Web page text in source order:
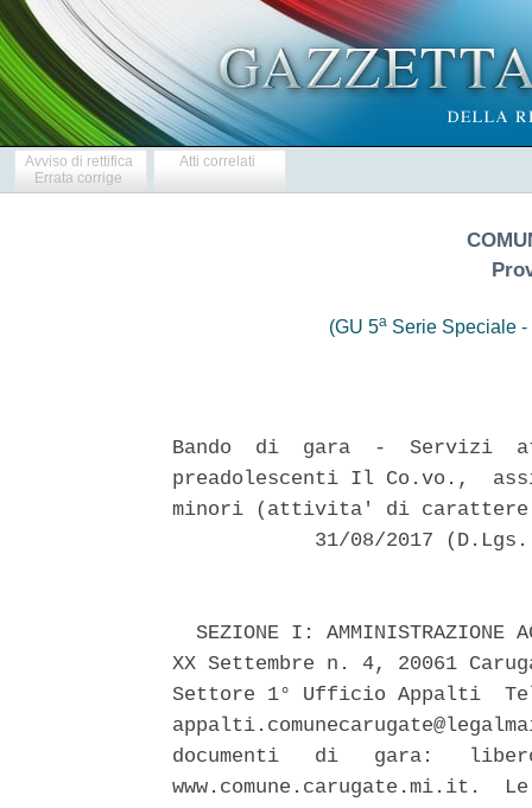
Avviso di rettifica
Errata corrige
Atti correlati
(GU 5aSerie Speciale -
Bando  di  gara  -  Servizi
preadolescenti Il Co.vo.,
minori (attivita' di carattere
31/08/2017
SEZIONE I: AMMINISTRAZIONE
XX Settembre n. 4, 20061
Settore 1° Ufficio Appalti
documenti   di   gara:
www.comune.carugate.mi.it.